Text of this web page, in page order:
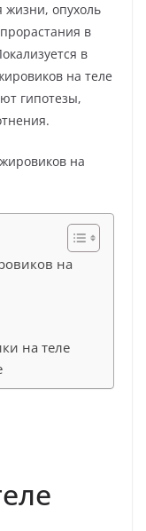
жизни, опухоль
в
в
на теле
гипотезы,
на
на теле